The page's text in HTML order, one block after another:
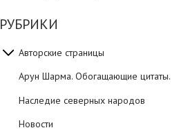
РУБРИКИ
Авторские страницы
Арун Шарма. Обогащающие цитаты.
Наследие северных народов
Новости